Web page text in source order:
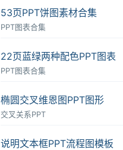
53页PPT饼图素材合集
PPT图表合集
22页蓝绿两种配色PPT图表
PPT图表合集
椭圆交叉维恩图PPT图形
交叉关系PPT
说明文本框PPT流程图模板